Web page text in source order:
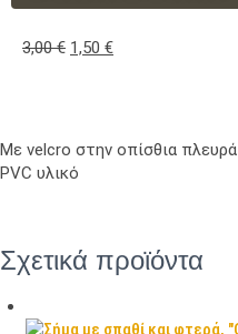
3,00€ 1,50 €
Με velcro στην οπίσθια πλευρά
PVC υλικό
Σχετικά προϊόντα